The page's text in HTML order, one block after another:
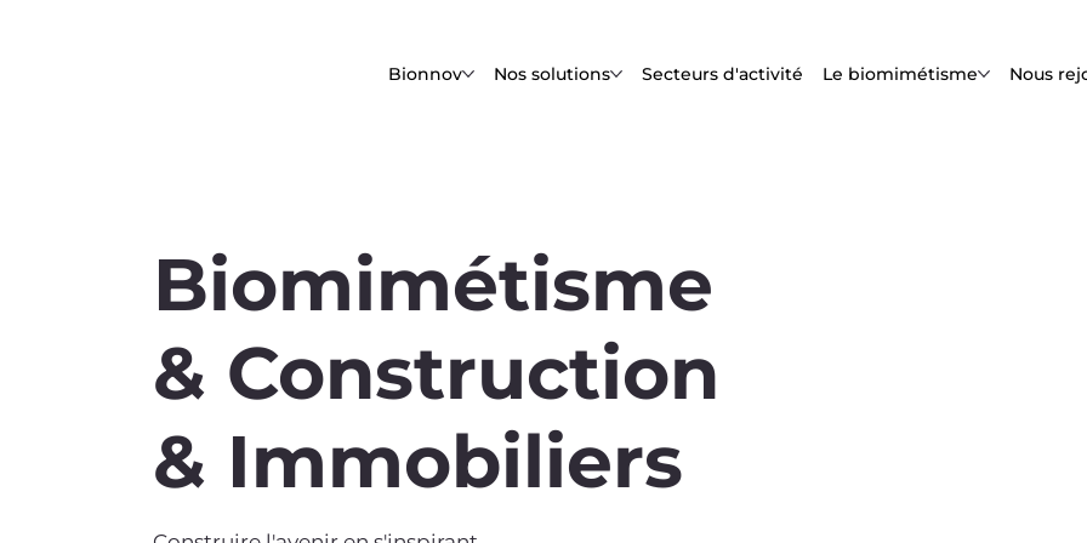
Bionnov Nos solutions Secteurs d'activité Le biomimétisme Nous
Biomimétisme
& Construction
& Immobiliers